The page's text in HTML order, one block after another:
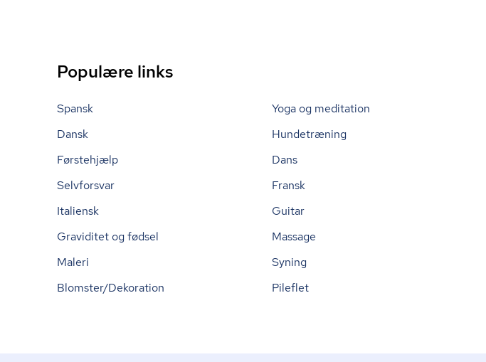
Populære links
Spansk Yoga og meditation
Dansk
Hundetræning
Førstehjælp
Dans
Selvforsvar
Fransk
Italiensk
Guitar
Graviditet og fødsel
Massage
Maleri
Syning
Blomster/Dekoration
Pileflet